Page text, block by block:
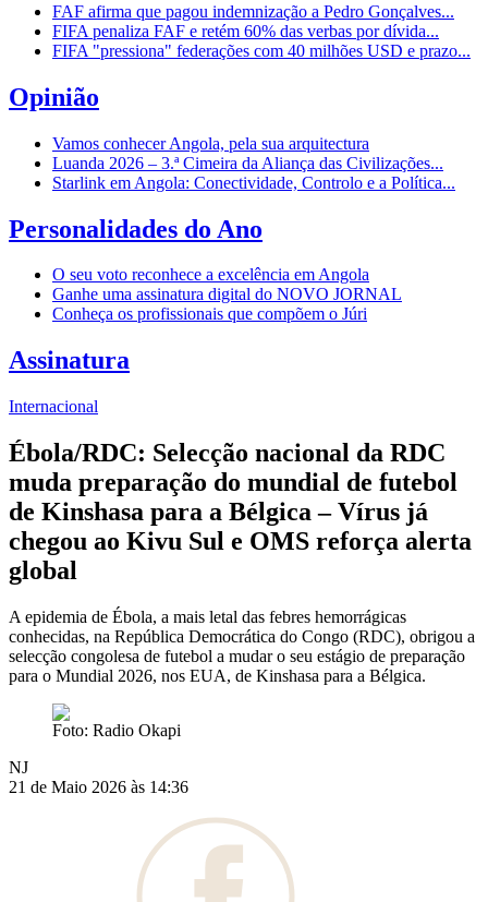
FAF afirma que pagou indemnização a Pedro Gonçalves...
FIFA penaliza FAF e retém 60% das verbas por dívida...
FIFA "pressiona" federações com 40 milhões USD e prazo...
Opinião
Vamos conhecer Angola, pela sua arquitectura
Luanda 2026 – 3.ª Cimeira da Aliança das Civilizações...
Starlink em Angola: Conectividade, Controlo e a Política...
Personalidades do Ano
O seu voto reconhece a excelência em Angola
Ganhe uma assinatura digital do NOVO JORNAL
Conheça os profissionais que compõem o Júri
Assinatura
Internacional
Ébola/RDC: Selecção nacional da RDC
muda preparação do mundial de futebol
de Kinshasa para a Bélgica – Vírus já
chegou ao Kivu Sul e OMS reforça alerta
global
A epidemia de Ébola, a mais letal das febres hemorrágicas
conhecidas, na República Democrática do Congo (RDC), obrigou a
selecção congolesa de futebol a mudar o seu estágio de preparação
para o Mundial 2026, nos EUA, de Kinshasa para a Bélgica.
Foto: Radio Okapi
NJ
21 de Maio 2026 às 14:36